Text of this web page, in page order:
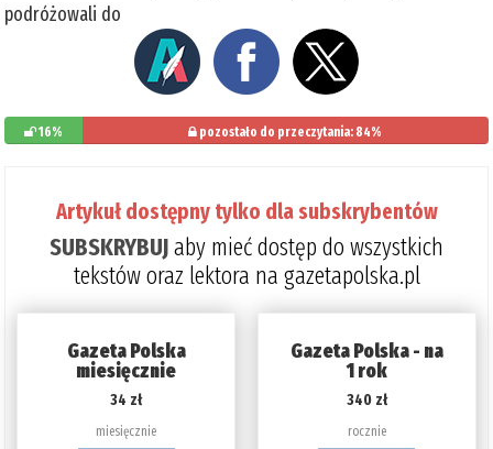
podróżowali do
16% pozostało do przeczytania: 84%
Artykuł dostępny tylko dla subskrybentów
SUBSKRYBUJaby mieć dostęp do wszystkich
tekstów oraz lektora na gazetapolska.pl
Gazeta Polska
miesięcznie
34 zł
miesięcznie
Gazeta Polska - na
1 rok
340 zł
rocznie